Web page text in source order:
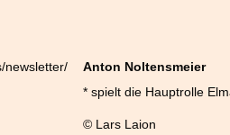
Anton Noltensmeier
* spielt die Hauptrolle
© Lars Laion